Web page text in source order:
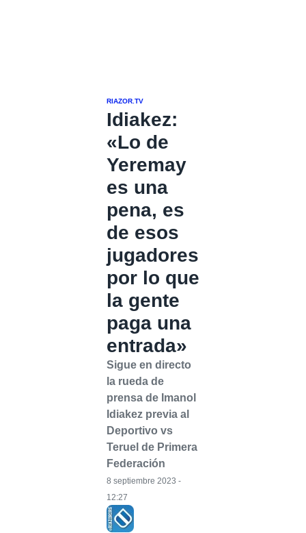
RIAZOR.TV
Idiakez:
«Lo de
Yeremay
es una
pena, es
de esos
jugadores
por lo que
la gente
paga una
entrada»
Sigue en directo
la rueda de
prensa de Imanol
Idiakez previa al
Deportivo vs
Teruel de Primera
Federación
8 septiembre 2023 -
12:27